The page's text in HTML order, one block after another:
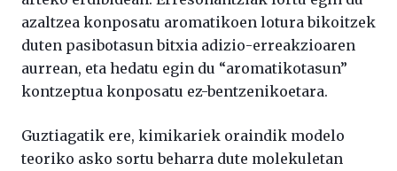
azaltzea konposatu aromatikoen lotura bikoitzek
duten pasibotasun bitxia adizio-erreakzioaren
aurrean, eta hedatu egin du “aromatikotasun”
kontzeptua konposatu ez-bentzenikoetara.
Guztiagatik ere, kimikariek oraindik modelo
teoriko asko sortu beharra dute molekuletan